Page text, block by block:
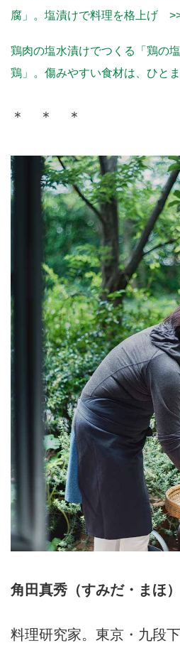
腐」。塩漬けで料理を格上げ
鶏肉の塩水漬けでつくる「鶏の
鶏」。傷みやすい食材は、ひと
＊ ＊ ＊
角田真秀（すみだ・まほ）
料理研究家。東京・九段